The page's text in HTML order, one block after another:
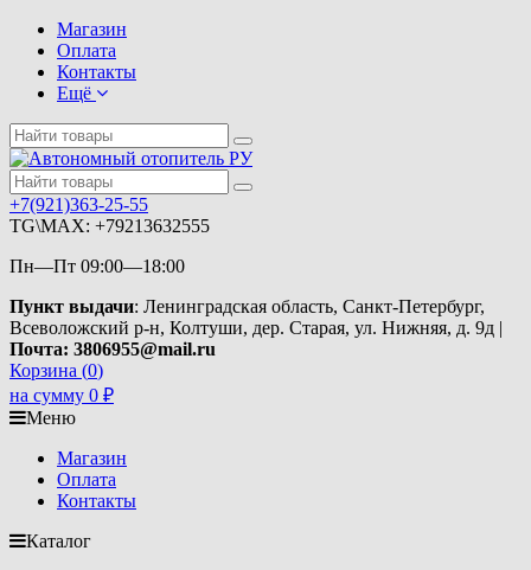
Магазин
Оплата
Контакты
Ещё
+7(921)363-25-55
TG\MAX: +79213632555
Пн—Пт 09:00—18:00
Пункт выдачи: Ленинградская область, Санкт-Петербург,
Всеволожский р-н, Колтуши, дер. Старая, ул. Нижняя, д. 9д |
Почта: 3806955@mail.ru
Корзина (0)
на сумму 0 ₽
Меню
Магазин
Оплата
Контакты
Каталог